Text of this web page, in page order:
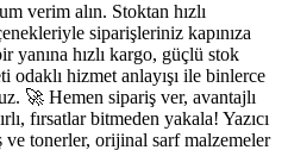
verim alın. Stoktan hızlı
siparişleriniz kapınıza
yanına hızlı kargo, güçlü stok
odaklı hizmet anlayışı ile binlerce
🚀 Hemen sipariş ver, avantajlı
fırsatlar bitmeden yakala! Yazıcı
tonerler, orijinal sarf malzemeler